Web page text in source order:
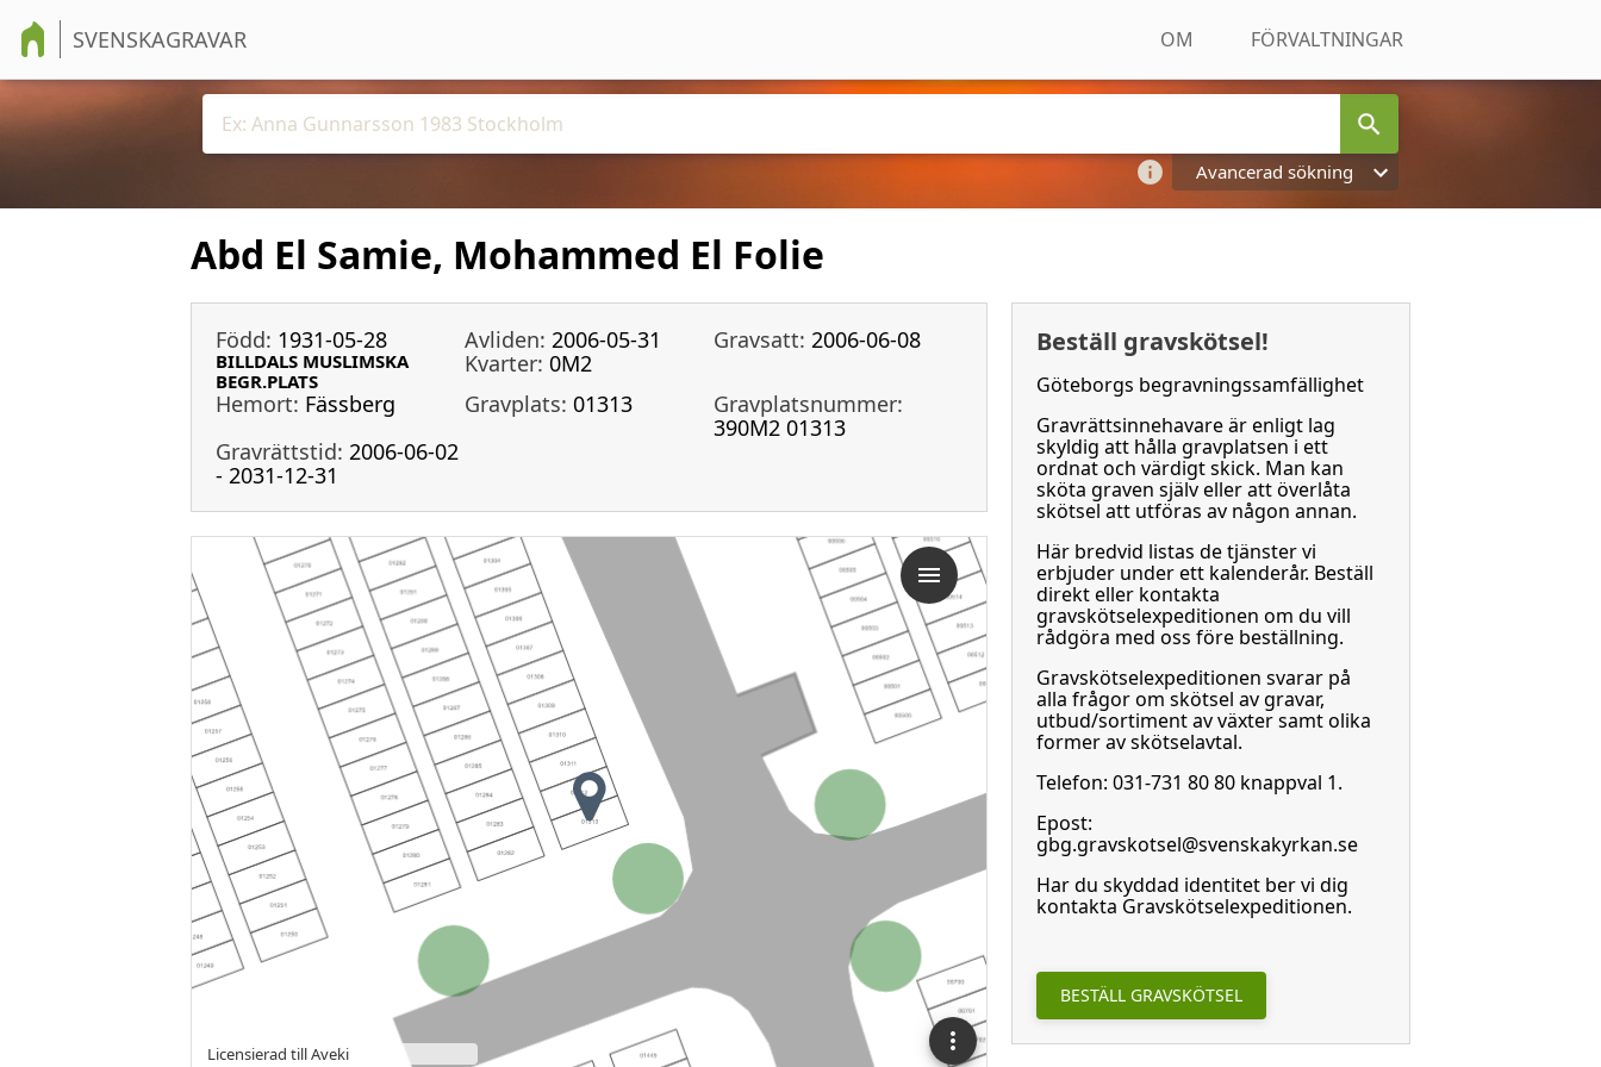
SVENSKAGRAVAR OM FÖRVALTNINGAR
Avancerad sökning
Abd El Samie, Mohammed El Folie
Född: 1931-05-28 Avliden: 2006-05-31 Gravsatt: 2006-06-08
BILLDALS MUSLIMSKA
BEGR.PLATS
Kvarter: 0M2
Hemort: Fässberg Gravplats: 01313
Gravplatsnummer:
390M2 01313
Gravrättstid: 2006-06-02
- 2031-12-31
Beställ gravskötsel!
Göteborgs begravningssamfällighet
Gravrättsinnehavare är enligt lag
skyldig att hålla gravplatsen i ett
ordnat och värdigt skick. Man kan
sköta graven själv eller att överlåta
skötsel att utföras av någon annan.
Här bredvid listas de tjänster vi
erbjuder under ett kalenderår. Beställ
direkt eller kontakta
gravskötselexpeditionen om du vill
rådgöra med oss före beställning.
Gravskötselexpeditionen svarar på
alla frågor om skötsel av gravar,
utbud/sortiment av växter samt olika
former av skötselavtal.
Telefon: 031-731 80 80 knappval 1.
Epost:
gbg.gravskotsel@svenskakyrkan.se
Har du skyddad identitet ber vi dig
kontakta Gravskötselexpeditionen.
BESTÄLL GRAVSKÖTSEL